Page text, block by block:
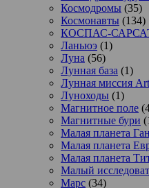
Космодромы (35)
Космонавты (134)
КОСПАС-
Ланьюэ (1)
Луна (56)
Лунная база (1)
Лунная миссия
Луноходы (1)
Магнитное поле
Магнитные бури
Малая планета
Малая планета
Малая планета
Малый
Марс (34)